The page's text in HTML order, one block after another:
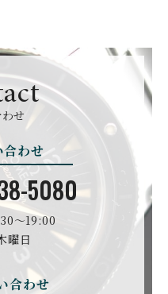
せ
合わせ
5080
〜19:00
曜日
合わせ